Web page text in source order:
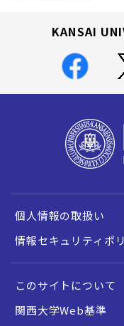
KANSAI
個人情報の取扱い
情報セキュリティポ
このサイトについて
関西大学Web基準